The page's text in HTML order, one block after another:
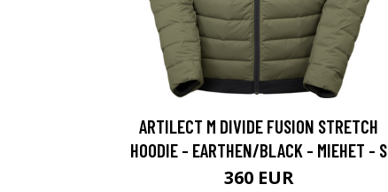
ARTILECT M DIVIDE FUSION STRETCH
HOODIE - EARTHEN/BLACK - MIEHET - S
360 EUR